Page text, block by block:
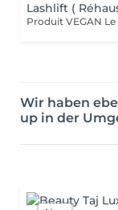
Lashlift (
Wir haben
up in der